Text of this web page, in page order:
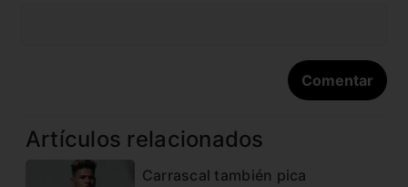
Artículos relacionados
Carrascal también pica